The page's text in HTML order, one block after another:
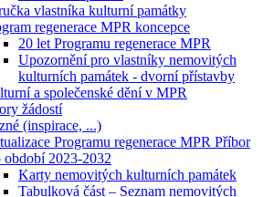
vlastníka kulturní památky
regenerace MPR koncepce
20 let Programu regenerace MPR
Upozornění pro vlastníky nemovitých
kulturních památek - dvorní přístavby
a společenské dění v MPR
žádostí
(inspirace, ...)
Programu regenerace MPR Příbor
období 2023-2032
Karty nemovitých kulturních památek
Tabulková část – Seznam nemovitých